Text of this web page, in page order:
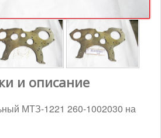
и описание
МТЗ-1221 260-1002030 на